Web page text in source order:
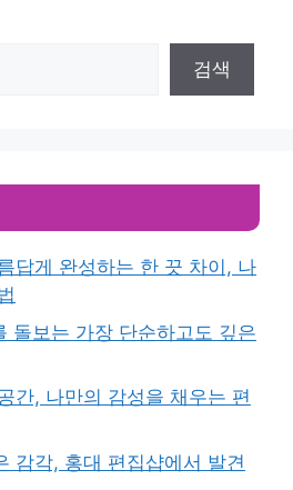
검색
답게 완성하는 한 끗 차이, 나
돌보는 가장 단순하고도 깊은
간, 나만의 감성을 채우는 편
감각, 홍대 편집샵에서 발견